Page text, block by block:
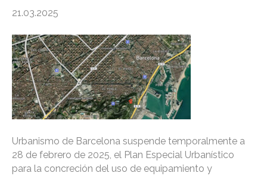
21.03.2025
Urbanismo de Barcelona suspende temporalmente a
28 de febrero de 2025, el Plan Especial Urbanístico
para la concreción del uso de equipamiento y